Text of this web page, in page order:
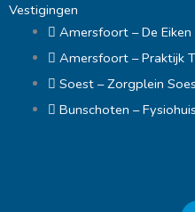
Vestigingen
Amersfoort – De Eiken
Amersfoort – Praktijk
Soest – Zorgplein
Bunschoten – Fysiohuis